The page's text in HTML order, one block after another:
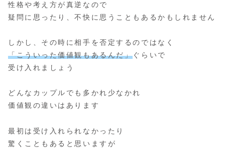
性格や考え方が真逆なので
疑問に思ったり、不快に思うこともあるかもしれません
しかし、その時に相手を否定するのではなく
「こういった価値観もあるんだ」ぐらいで
受け入れましょう
どんなカップルでも多かれ少なかれ
価値観の違いはあります
最初は受け入れられなかったり
驚くこともあると思いますが